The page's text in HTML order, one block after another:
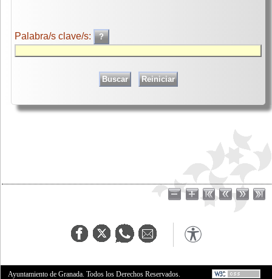
Palabra/s clave/s:
Ayuntamiento de Granada. Todos los Derechos Reservados.